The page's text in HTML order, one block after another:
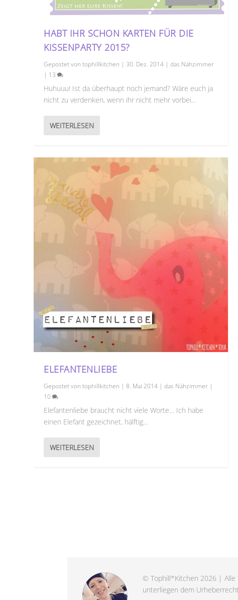
HABT IHR SCHON KARTEN FÜR DIE
KISSENPARTY 2015?
Gepostet vontophillkitchen |30. Dez. 2014 |das Nähzimmer
| 13
Huhuuu! Ist da überhaupt noch jemand? Wäre euch ja
nicht zu verdenken, wenn ihr nicht mehr vorbei...
WEITERLESEN
ELEFANTENLIEBE
Gepostet vontophillkitchen |8. Mai 2014 |das Nähzimmer |
10
Elefantenliebe braucht nicht viele Worte… Ich habe
einen Elefant gezeichnet, hälftig...
WEITERLESEN
© Tophill*Kitchen 2026 | Alle
unterliegen dem